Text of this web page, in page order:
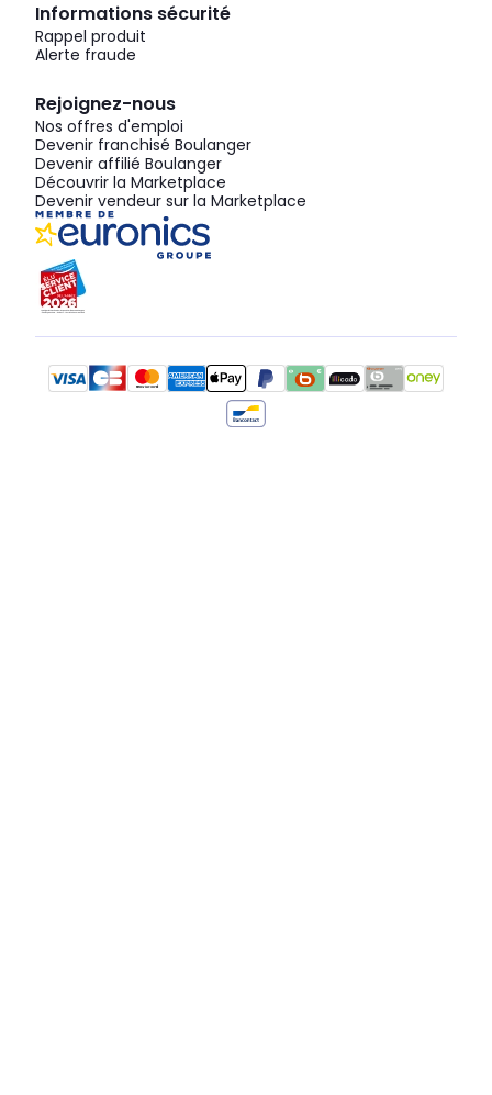
Informations sécurité
Rappel produit
Alerte fraude
Rejoignez-nous
Nos offres d'emploi
Devenir franchisé Boulanger
Devenir affilié Boulanger
Découvrir la Marketplace
Devenir vendeur sur la Marketplace